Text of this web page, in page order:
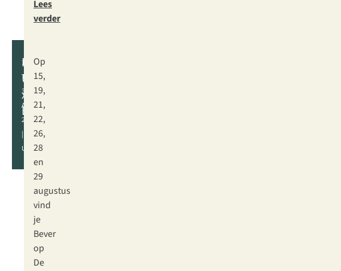
Lees
verder
14
T/M
30
AUGUSTUS
2026
|
UTRECHT
Parade
Utrecht
x
Bever
Op
15,
19,
21,
22,
26,
28
en
29
augustus
vind
je
Bever
op
De